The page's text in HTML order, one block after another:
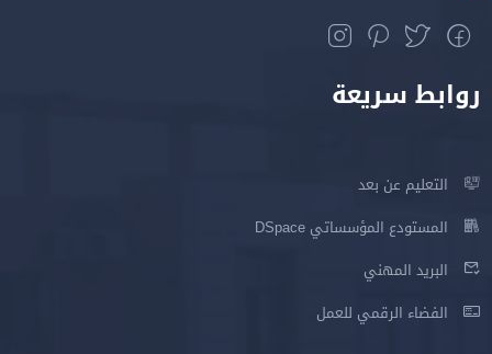
روابط سريعة
التعليم عن بعد
المستودع المؤسساتي DSpace
البريد المهني
الفضاء الرقمي للعمل